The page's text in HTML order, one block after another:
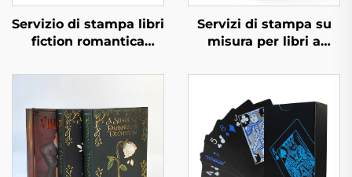
Servizio di stampa libri
fiction romantica
indipendente
copertina rigida spray
e sovracoperta
Servizi di stampa su
misura per libri a
con taglio spruzzato e